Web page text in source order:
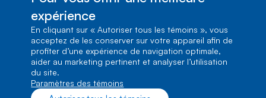
1, carrefour Alexander-Graham-Bell, Aile A-7,
Verdun, Québec, H3E 3B3
expérience
En cliquant sur « Autoriser tous les témoins », vous
acceptez de les conserver sur votre appareil afin de
profiter d’une expérience de navigation optimale,
aider au marketing pertinent et analyser l’utilisation
du site.
Paramètres des témoins